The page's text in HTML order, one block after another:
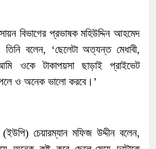
বিভাগের প্রভাষক মহিউদ্দিন আহমেদ
বলেন, ‘ছেলেটা অত্যন্ত মেধাবী,
ওকে টাকাপয়সা ছাড়াই প্রাইভেট
ও অনেক ভালো করবে।’
চেয়ারম্যান মফিজ উদ্দীন বলেন,